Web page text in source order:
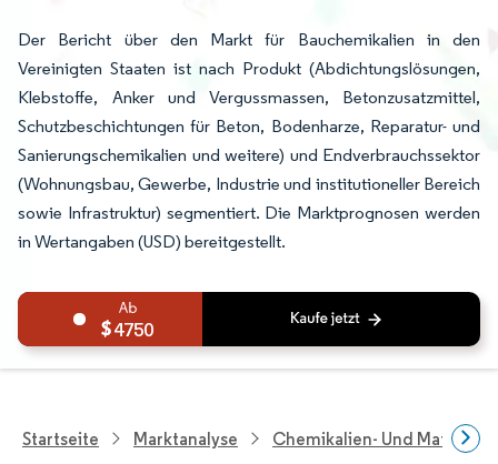
Der Bericht über den Markt für Bauchemikalien in den
Vereinigten Staaten ist nach Produkt (Abdichtungslösungen,
Klebstoffe, Anker und Vergussmassen, Betonzusatzmittel,
Schutzbeschichtungen für Beton, Bodenharze, Reparatur- und
Sanierungschemikalien und weitere) und Endverbrauchssektor
(Wohnungsbau, Gewerbe, Industrie und institutioneller Bereich
sowie Infrastruktur) segmentiert. Die Marktprognosen werden
in Wertangaben (USD) bereitgestellt.
4750
Startseite Marktanalyse Chemikalien- Und